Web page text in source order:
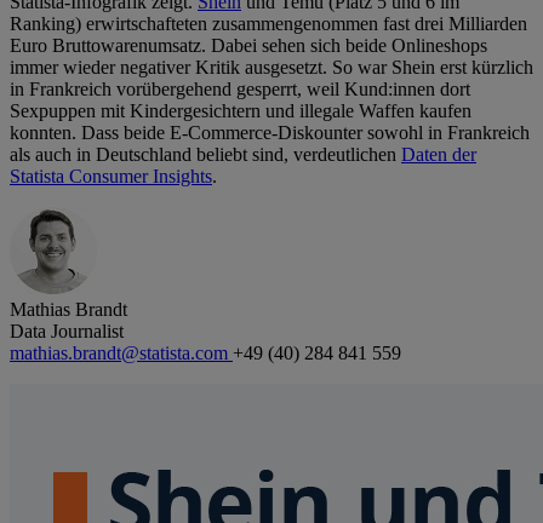
Ranking) erwirtschafteten zusammengenommen fast drei Milliarden
Euro Bruttowarenumsatz. Dabei sehen sich beide Onlineshops
immer wieder negativer Kritik ausgesetzt. So war Shein erst kürzlich
in Frankreich vorübergehend gesperrt, weil Kund:innen dort
Sexpuppen mit Kindergesichtern und illegale Waffen kaufen
konnten. Dass beide E-Commerce-Diskounter sowohl in Frankreich
als auch in Deutschland beliebt sind, verdeutlichen Daten der
Statista Consumer Insights.
Mathias Brandt
Data Journalist
mathias.brandt@statista.com +49 (40) 284 841 559